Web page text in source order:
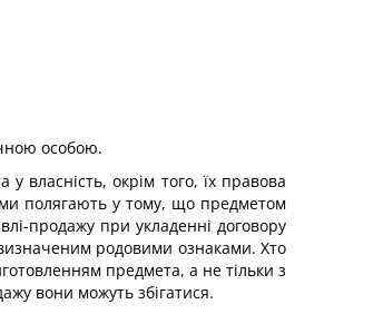
особою.
власність, окрім того, їх правова
полягають у тому, що предметом
продажу при укладенні договору
родовими ознаками. Хто
предмета, а не тільки з
вони можуть збігатися.